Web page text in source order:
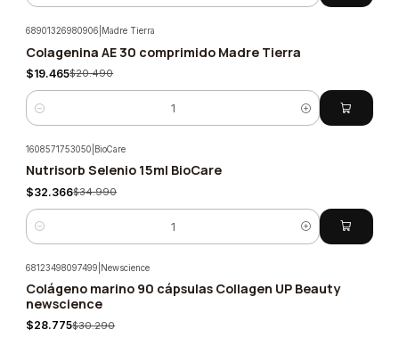
-5%
68901326980906 Madre Tierra
Colagenina AE 30 comprimido Madre Tierra
$19.465$20.490
Cantidad
-7%
1608571753050 BioCare
Nutrisorb Selenio 15ml BioCare
$32.366$34.990
Cantidad
-5%
68123498097499 Newscience
Colágeno marino 90 cápsulas Collagen UP Beauty
newscience
$28.775$30.290